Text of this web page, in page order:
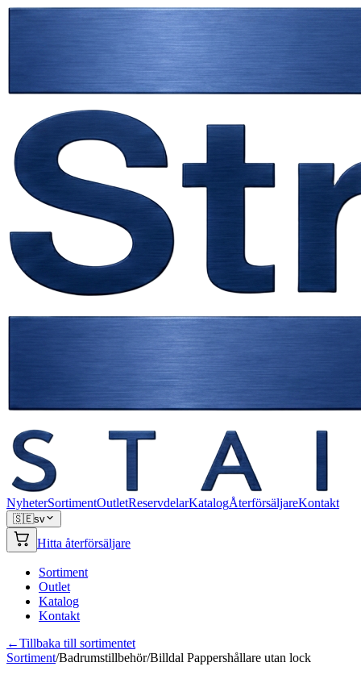
NyheterSortimentOutletReservdelarKatalogÅterförsäljareKontakt
🇸🇪sv
Hitta återförsäljare
Sortiment
Outlet
Katalog
Kontakt
←Tillbaka till sortimentet
Sortiment/Badrumstillbehör/Billdal Pappershållare utan lock